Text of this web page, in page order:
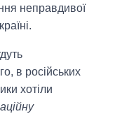
неправдивої
в російських
хотіли